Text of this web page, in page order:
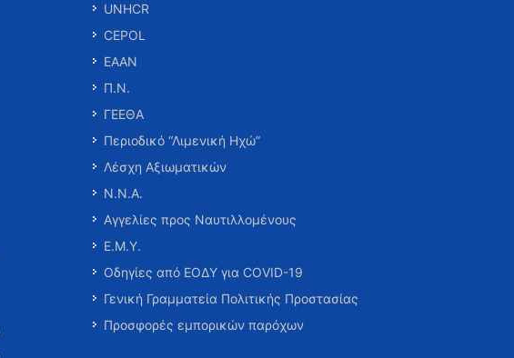
UNHCR
CEPOL
ΕΑΑΝ
Π.Ν.
ΓΕΕΘΑ
Περιοδικό “Λιμενική Ηχώ”
Λέσχη Αξιωματικών
Ν.Ν.Α.
Αγγελίες προς Ναυτιλλομένους
Ε.Μ.Υ.
Οδηγίες από ΕΟΔΥ για COVID-19
Γενική Γραμματεία Πολιτικής Προστασίας
Προσφορές εμπορικών παρόχων